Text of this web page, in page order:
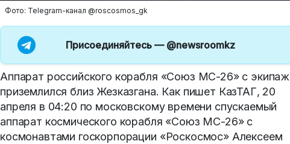
Фото: Telegram-канал @roscosmos_gk
Присоединяйтесь — @newsroomkz
Аппарат российского корабля «Союз МС-26» с
приземлился близ Жезказгана. Как пишет КазТАГ, 20
апреля в 04:20 по московскому времени спускаемый
аппарат космического корабля «Союз МС-26» с
космонавтами госкорпорации «Роскосмос» Алексеем